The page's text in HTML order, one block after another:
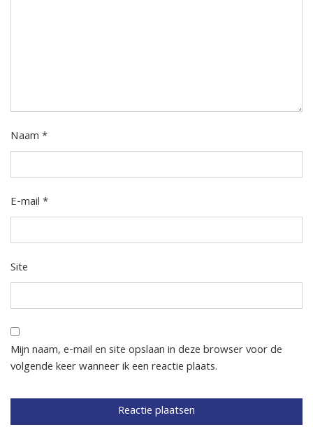
Naam*
E-mail*
Site
Mijn naam, e-mail en site opslaan in deze browser voor de
volgende keer wanneer ik een reactie plaats.